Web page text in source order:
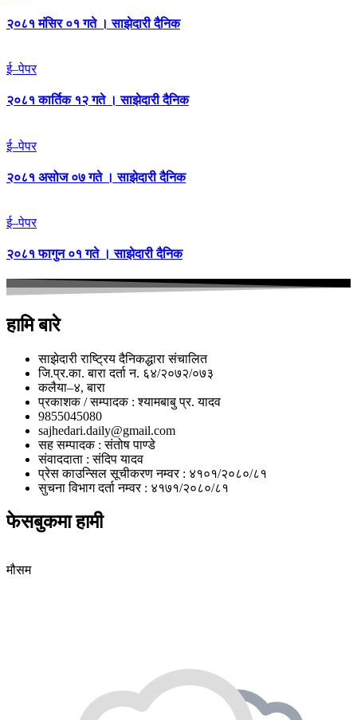
२०८१ मंसिर ०१ गते । साझेदारी दैनिक
ई–पेपर
२०८१ कार्तिक १२ गते । साझेदारी दैनिक
ई–पेपर
२०८१ असोज ०७ गते । साझेदारी दैनिक
ई–पेपर
२०८१ फागुन ०१ गते । साझेदारी दैनिक
हामि बारे
साझेदारी राष्ट्रिय दैनिकद्धारा संचालित
जि.प्र.का. बारा दर्ता न. ६४/२०७२/०७३
कलैया–४, बारा
प्रकाशक / सम्पादक : श्यामबाबु प्र. यादव
9855045080
sajhedari.daily@gmail.com
सह सम्पादक : संतोष पाण्डे
संवाददाता : संदिप यादव
प्रेस काउन्सिल सूचीकरण नम्वर : ४१०१/२०८०/८१
सुचना विभाग दर्ता नम्वर : ४१७१/२०८०/८१
फेसबुकमा हामी
मौसम